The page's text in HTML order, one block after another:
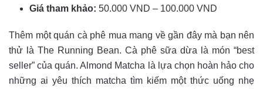
Giá tham khảo: 50.000 VND – 100.000 VND
Thêm một quán cà phê mua mang về gần đây mà bạn nên
thử là The Running Bean. Cà phê sữa dừa là món “best
seller” của quán. Almond Matcha là lựa chọn hoàn hảo cho
những ai yêu thích matcha tìm kiếm một thức uống nhẹ